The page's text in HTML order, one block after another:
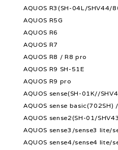
AQUOS R3(SH-04L/SHV44/
AQUOS R5G
AQUOS R6
AQUOS R7
AQUOS R8 / R8 pro
AQUOS R9 SH-51E
AQUOS R9 pro
AQUOS sense(SH-01K//
AQUOS sense basic(702SH)
AQUOS sense2(SH-01/
AQUOS sense3/sense3 lite/
AQUOS sense4/sense4 lite/